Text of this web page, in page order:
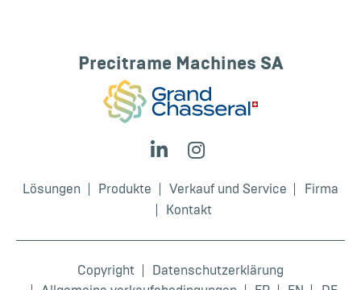
Precitrame Machines SA
Lösungen Produkte Verkauf und Service
Firma
Kontakt
Copyright
Datenschutzerklärung